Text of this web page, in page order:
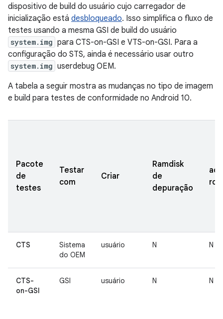
dispositivo de build do usuário cujo carregador de
inicialização está desbloqueado. Isso simplifica o fluxo de
testes usando a mesma GSI de build do usuário
system.img para CTS-on-GSI e VTS-on-GSI. Para a
configuração do STS, ainda é necessário usar outro
system.img userdebug OEM.
A tabela a seguir mostra as mudanças no tipo de imagem
e build para testes de conformidade no Android 10.
Pacote
de
testes
Testar
com
Criar
Ramdisk
de
depuração
adb
CTS
Sistema
do OEM
usuário N N
CTS-
on-GSI
GSI usuário N N